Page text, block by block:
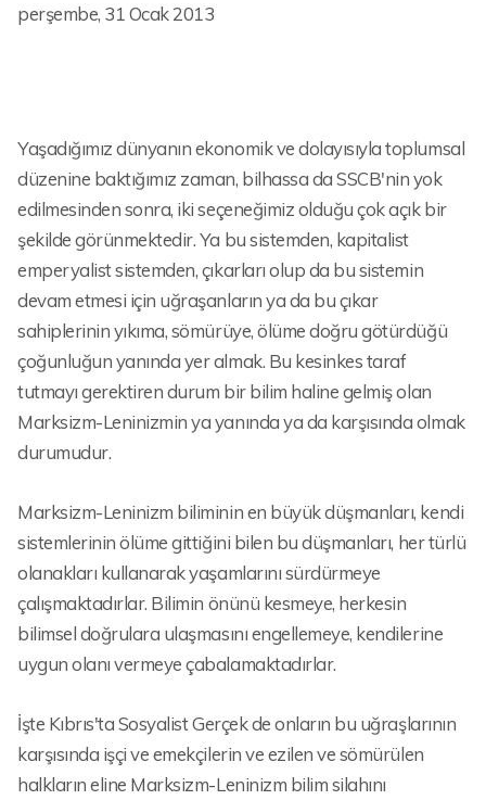
perşembe, 31 Ocak 2013
Yaşadığımız dünyanın ekonomik ve dolayısıyla toplumsal
düzenine baktığımız zaman, bilhassa da SSCB'nin yok
edilmesinden sonra, iki seçeneğimiz olduğu çok açık bir
şekilde görünmektedir. Ya bu sistemden, kapitalist
emperyalist sistemden, çıkarları olup da bu sistemin
devam etmesi için uğraşanların ya da bu çıkar
sahiplerinin yıkıma, sömürüye, ölüme doğru götürdüğü
çoğunluğun yanında yer almak. Bu kesinkes taraf
tutmayı gerektiren durum bir bilim haline gelmiş olan
Marksizm-Leninizmin ya yanında ya da karşısında olmak
durumudur.
Marksizm-Leninizm biliminin en büyük düşmanları, kendi
sistemlerinin ölüme gittiğini bilen bu düşmanları, her türlü
olanakları kullanarak yaşamlarını sürdürmeye
çalışmaktadırlar. Bilimin önünü kesmeye, herkesin
bilimsel doğrulara ulaşmasını engellemeye, kendilerine
uygun olanı vermeye çabalamaktadırlar.
İşte Kıbrıs'ta Sosyalist Gerçek de onların bu uğraşlarının
karşısında işçi ve emekçilerin ve ezilen ve sömürülen
halkların eline Marksizm-Leninizm bilim silahını